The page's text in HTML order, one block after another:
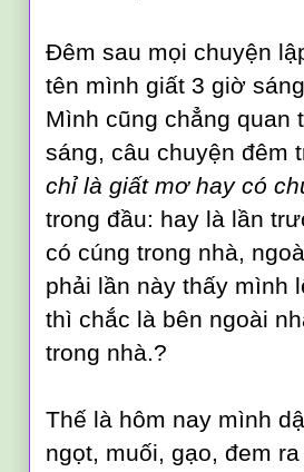
Đêm sau mọi chuyện
tên mìnhgiất 3 giờ
Mình cũng chẳng quan
sáng, câu chuyện đêm
chỉ là giất mơ hay có
trong đầu: hay là lần
có cúng trong nhà,
phải lần này thấy mình
thì chắc là bên ngoài
trong nhà.?
Thế là hôm nay mình
ngọt, muối, gạo, đem